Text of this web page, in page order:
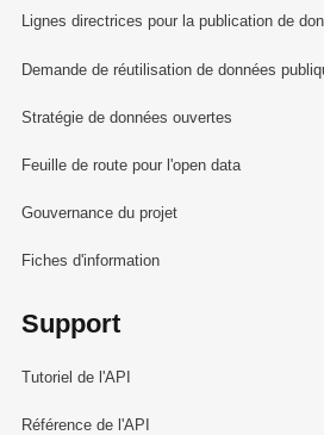
Lignes directrices pour la publication de
Demande de réutilisation de données
Stratégie de données ouvertes
Feuille de route pour l'open data
Gouvernance du projet
Fiches d'information
Support
Tutoriel de l'API
Référence de l'API